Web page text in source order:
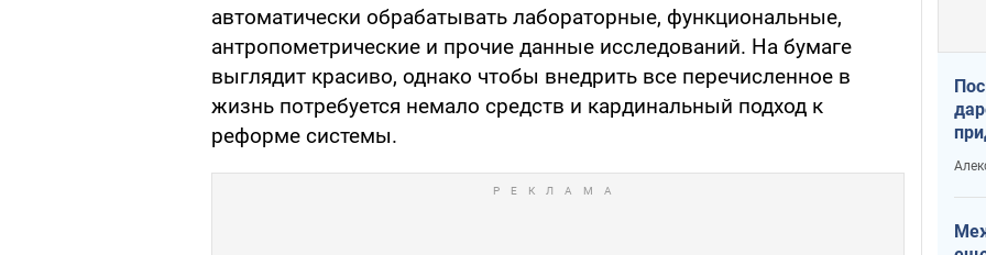
автоматически обрабатывать лабораторные, функциональные,
антропометрические и прочие данные исследований. На бумаге
выглядит красиво, однако чтобы внедрить все перечисленное в
жизнь потребуется немало средств и кардинальный подход к
реформе системы.